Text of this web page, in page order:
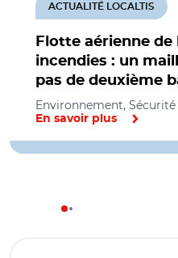
Flotte aérienne
incendies : un
pas de deuxième
ACTUALITÉ LOCALTIS
Environnement, Sécurité
En savoir plus